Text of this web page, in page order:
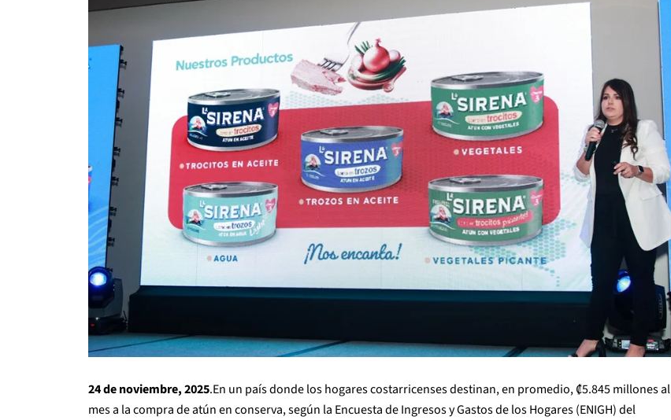
24 de noviembre, 2025.En un país donde los hogares costarricenses destinan, en promedio, ₡5.845 millones al
mes a la compra de atún en conserva, según la Encuesta de Ingresos y Gastos de los Hogares (ENIGH) del